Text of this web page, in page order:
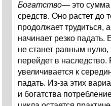
Богатство— это
средств. Оно растет до
продолжает трудиться,
начинает резко падать.
не станет равным нулю,
перейдет в
увеличивается к
падать. Из-за этих
и богатства